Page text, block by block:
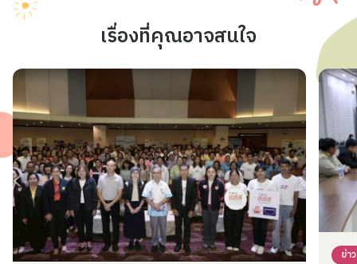
เรื่องที่คุณอาจสนใจ
ข่า